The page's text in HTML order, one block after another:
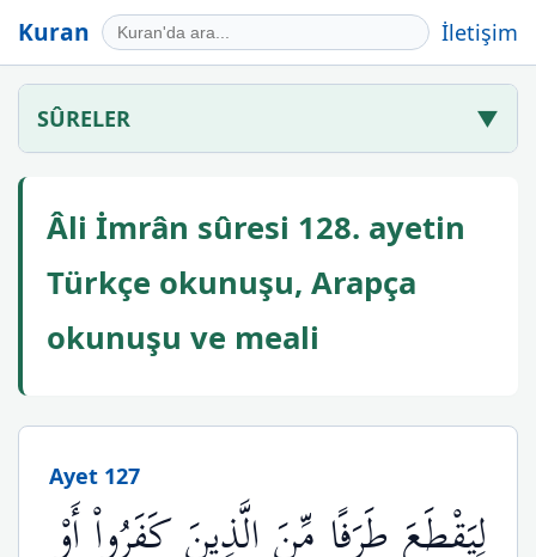
Kuran İletişim
SÛRELER ▼
Âli İmrân sûresi 128. ayetin
Türkçe okunuşu, Arapça
okunuşu ve meali
Ayet 127
لِيَقْطَعَ طَرَفًا مِّنَ الَّذِينَ كَفَرُواْ أَوْ